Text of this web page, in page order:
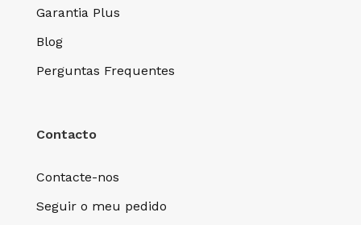
Garantia Plus
Blog
Perguntas Frequentes
Contacto
Contacte-nos
Seguir o meu pedido